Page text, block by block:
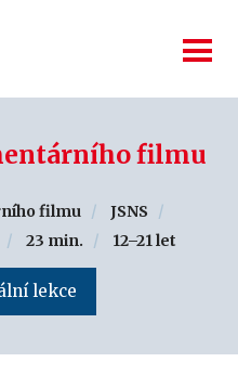
filmu
filmu
JSNS
23 min. 12–21 let
lekce